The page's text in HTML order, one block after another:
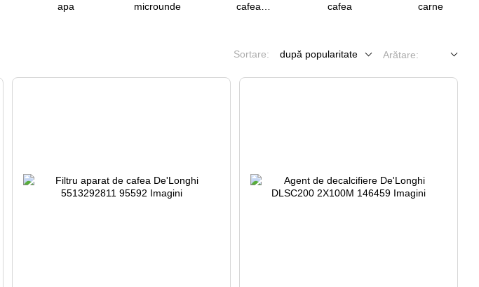
apa
microunde
cafea
cafea
carne
Sortare: după popularitate Arătare: